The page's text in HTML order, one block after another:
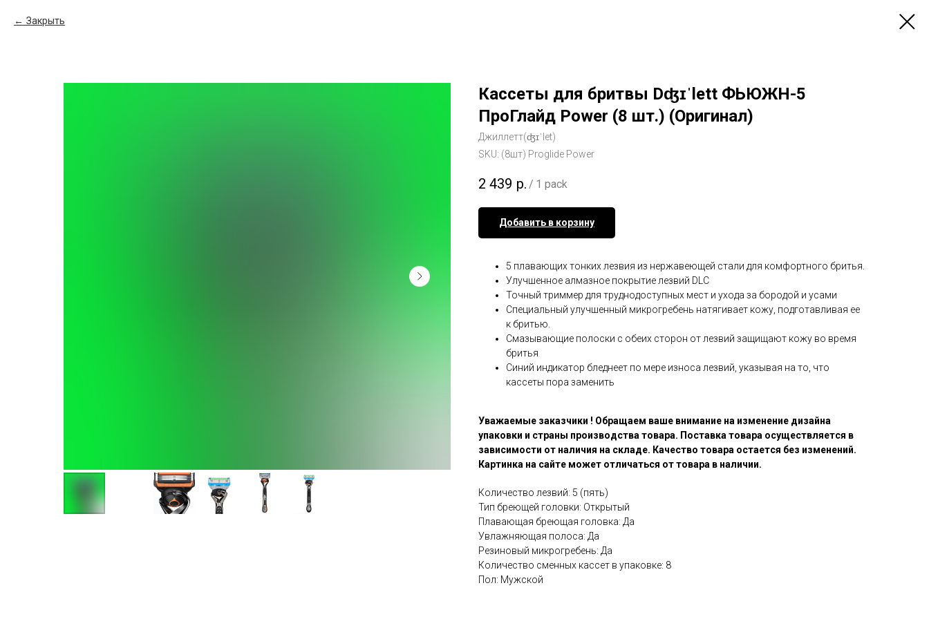
Закрыть
Кассеты для бритвы Dʤɪˈlett ФЬЮЖН-5
ПроГлайд Power (8 шт.) (Оригинал)
Джиллетт(ʤɪˈlet)
SKU: (8шт) Proglide Power
2 439 р. / 1 pack
Добавить в корзину
5 плавающих тонких лезвия из нержавеющей стали для комфортного бритья.
Улучшенное алмазное покрытие лезвий DLC
Точный триммер для труднодоступных мест и ухода за бородой и усами
Специальный улучшенный микрогребень натягивает кожу, подготавливая ее
к бритью.
Смазывающие полоски с обеих сторон от лезвий защищают кожу во время
бритья
Синий индикатор бледнеет по мере износа лезвий, указывая на то, что
кассеты пора заменить
Уважаемые заказчики ! Обращаем ваше внимание на изменение дизайна
упаковки и страны производства товара. Поставка товара осуществляется в
зависимости от наличия на складе. Качество товара остается без изменений.
Картинка на сайте может отличаться от товара в наличии.
Количество лезвий: 5 (пять)
Тип бреющей головки: Открытый
Плавающая бреющая головка: Да
Увлажняющая полоса: Да
Резиновый микрогребень: Да
Количество сменных кассет в упаковке: 8
Пол: Мужской